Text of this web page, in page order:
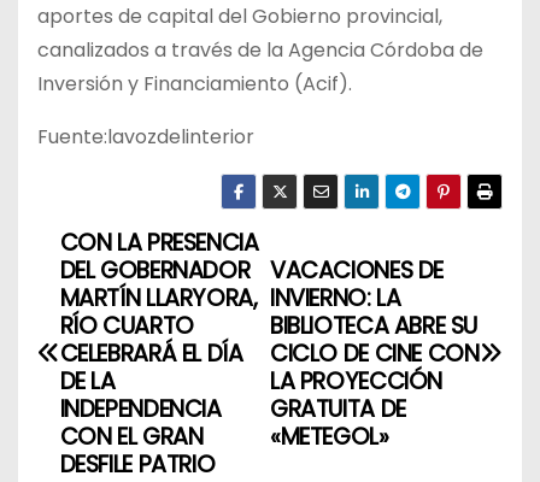
aportes de capital del Gobierno provincial,
canalizados a través de la Agencia Córdoba de
Inversión y Financiamiento (Acif).
Fuente:lavozdelinterior
N
v
VACACIONES DE
INVIERNO: LA
BIBLIOTECA ABRE SU
CICLO DE CINE CON
LA PROYECCIÓN
GRATUITA DE
«METEGOL»
CON LA PRESENCIA
DEL GOBERNADOR
MARTÍN LLARYORA,
RÍO CUARTO
CELEBRARÁ EL DÍA
DE LA
INDEPENDENCIA
CON EL GRAN
DESFILE PATRIO